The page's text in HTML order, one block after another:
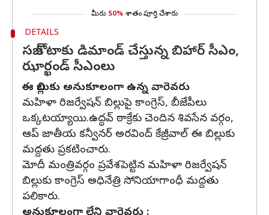
మీరు 50% శాతం పూర్తి చేశారు
DETAILS
సబ్ కోటాకు డిమాండ్ చేస్తున్న బిహార్ సీఎం,
ఝార్ఖండ్ సీఎంలు
ఈ బిల్లుకు అనుకూలంగా ఉన్న వారెవరు
మహిళా రిజర్వేషన్‌ బిల్లుపై కాంగ్రెస్‌, బీజేపీలు
ఒక్కటయ్యాయి.ఉద్ధవ్ ఠాక్రేకు చెందిన శివసేన వర్గం,
ఆప్ జాతీయ కన్వీనర్ అరవింద్ కేజ్రీవాల్ ఈ బిల్లుకు
మద్దతు ప్రకటించారు.
మోదీ మంత్రివర్గం ప్రవేశపెట్టిన మహిళా రిజర్వేషన్
బిల్లుకు కాంగ్రెస్ అధినేత్రి సోనియాగాంధీ మద్దతు
పలికారు.